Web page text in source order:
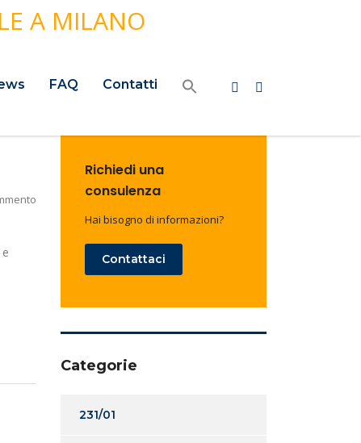
FAQ Contatti
Richiedi una
consulenza
Hai bisogno di informazioni?
Contattaci
Categorie
231/01